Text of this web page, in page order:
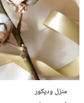
منزل وديكور